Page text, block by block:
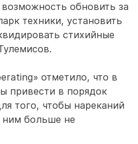
обновить за
техники, установить
стихийные
отметило, что в
привести в порядок
того, чтобы нареканий
ним больше не